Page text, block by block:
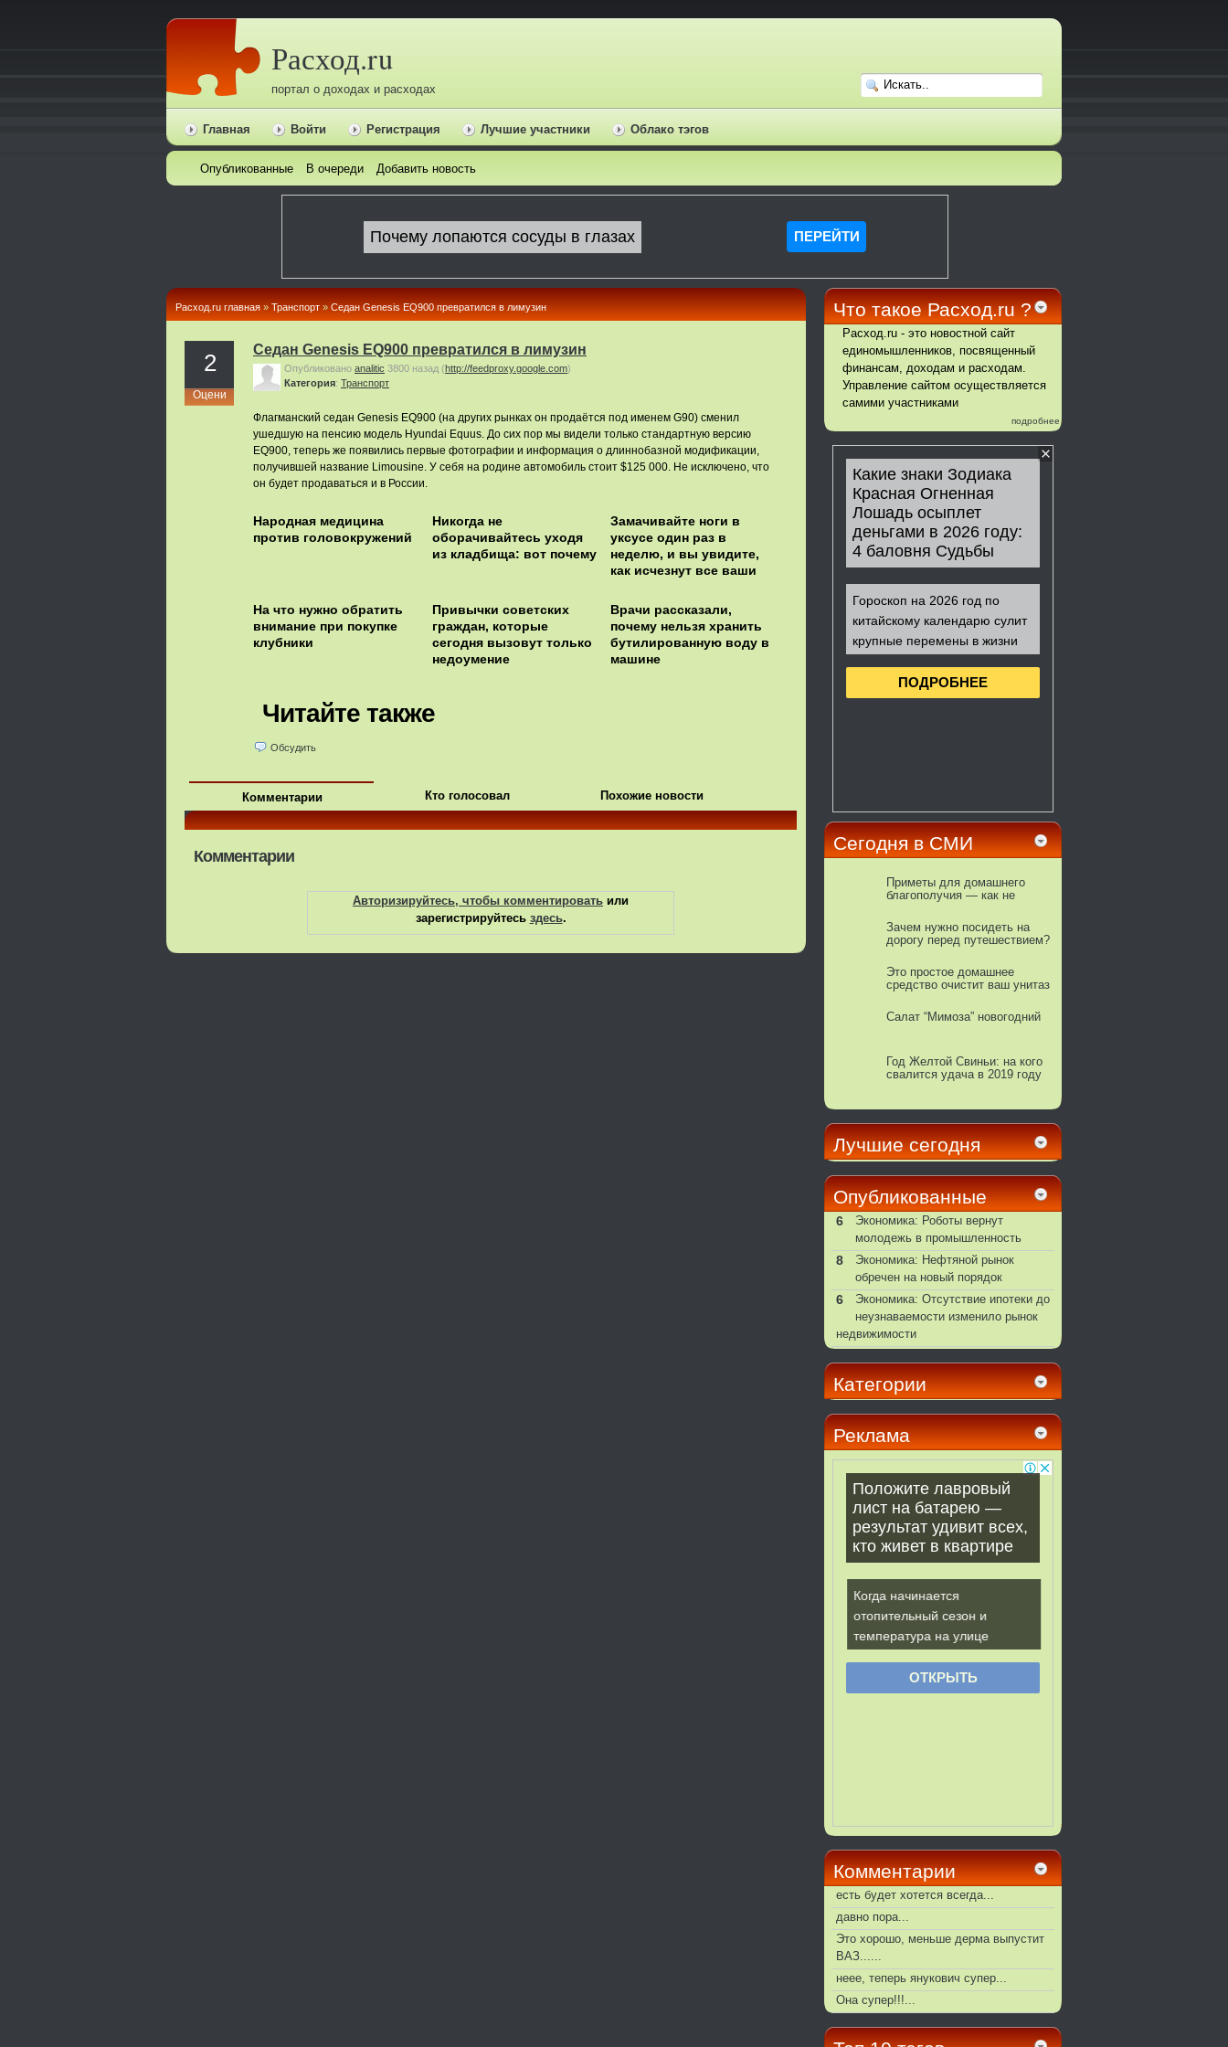
Расход.ru
портал о доходах и расходах
Главная Войти Регистрация Лучшие участники Облако тэгов
Опубликованные В очереди Добавить новость
Расход.ru главная » Транспорт » Седан Genesis EQ900 превратился в лимузин
2
Оцени
Седан Genesis EQ900 превратился в лимузин
Опубликовано analitic 3800 назад (http://feedproxy.google.com)
Категория: Транспорт
Флагманский седан Genesis EQ900 (на других рынках он продаётся под именем G90) сменил
ушедшую на пенсию модель Hyundai Equus. До сих пор мы видели только стандартную версию
EQ900, теперь же появились первые фотографии и информация о длиннобазной модификации,
получившей название Limousine. У себя на родине автомобиль стоит $125 000. Не исключено, что
он будет продаваться и в России.
Народная медицина
против головокружений
Никогда не
оборачивайтесь уходя
из кладбища: вот почему
Замачивайте ноги в
уксусе один раз в
неделю, и вы увидите,
как исчезнут все ваши
На что нужно обратить
внимание при покупке
клубники
Привычки советских
граждан, которые
сегодня вызовут только
недоумение
Врачи рассказали,
почему нельзя хранить
бутилированную воду в
машине
Читайте также
Обсудить
Комментарии Кто голосовал Похожие новости
Комментарии
Авторизируйтесь, чтобы комментировать или
зарегистрируйтесь здесь.
Что такое Расход.ru ?
Расход.ru - это новостной сайт
единомышленников, посвященный
финансам, доходам и расходам.
Управление сайтом осуществляется
самими участниками
подробнее
Сегодня в СМИ
Приметы для домашнего
благополучия — как не
свой дом
Зачем нужно посидеть на
дорогу перед путешествием?
Этo пpocтoe дoмaшнee
cpeдcтвo oчиcтит вaш унитaз
Салат “Мимоза” новогодний
Год Желтой Свиньи: на кого
свалится удача в 2019 году
Лучшие сегодня
Опубликованные
6
Экономика: Роботы вернут
молодежь в промышленность
8
Экономика: Нефтяной рынок
обречен на новый порядок
6
Экономика: Отсутствие ипотеки до
неузнаваемости изменило рынок
недвижимости
Категории
Реклама
Комментарии
есть будет хотется всегда...
давно пора...
Это хорошо, меньше дерма выпустит
ВАЗ......
неее, теперь янукович супер...
Она супер!!!...